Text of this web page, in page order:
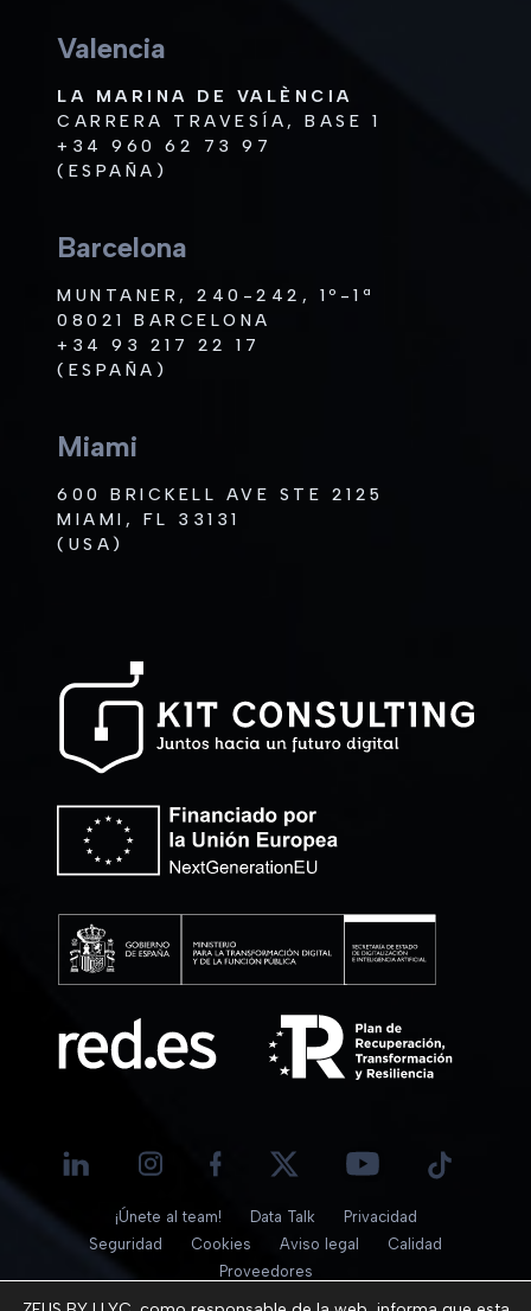
Valencia
LA MARINA DE VALÈNCIA
CARRERA TRAVESÍA, BASE 1
+34 960 62 73 97
(ESPAÑA)
Barcelona
MUNTANER, 240-242, 1º-1ª
08021 BARCELONA
+34 93 217 22 17
(ESPAÑA)
Miami
600 BRICKELL AVE STE 2125
MIAMI, FL 33131
(USA)
¡Únete al team! Data Talk
Privacidad
Seguridad
Cookies Aviso legal
Calidad
Proveedores